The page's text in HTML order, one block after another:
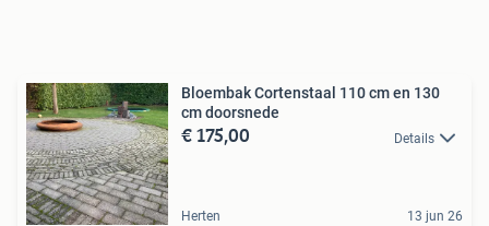
Bloembak Cortenstaal 110 cm en 130
cm doorsnede
€ 175,00 Details
Herten 13 jun 26